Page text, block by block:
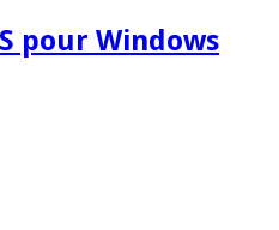
pour Windows